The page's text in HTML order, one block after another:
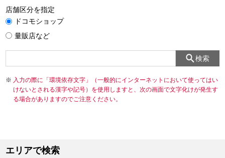
店舗区分を指定
ドコモショップ
量販店など
検索
入力の際に「環境依存文字」（一般的にインターネットにおいて使ってはい
けないとされる漢字や記号）を使用しますと、次の画面で文字化けが発生す
る場合がありますのでご注意ください。
エリアで検索